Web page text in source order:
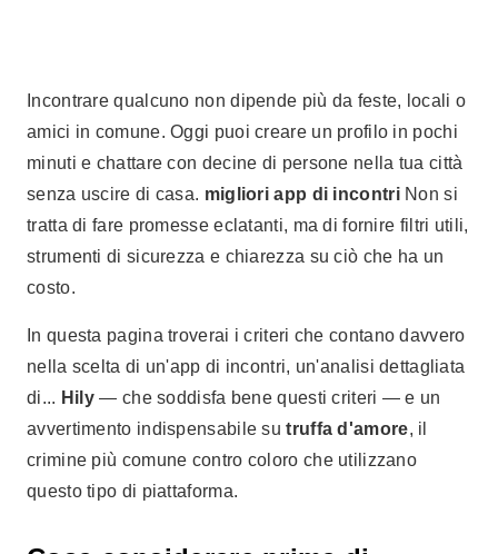
Incontrare qualcuno non dipende più da feste, locali o
amici in comune. Oggi puoi creare un profilo in pochi
minuti e chattare con decine di persone nella tua città
senza uscire di casa. migliori app di incontriNon si
tratta di fare promesse eclatanti, ma di fornire filtri utili,
strumenti di sicurezza e chiarezza su ciò che ha un
costo.
In questa pagina troverai i criteri che contano davvero
nella scelta di un'app di incontri, un'analisi dettagliata
di... Hily — che soddisfa bene questi criteri — e un
avvertimento indispensabile sutruffa d'amore, il
crimine più comune contro coloro che utilizzano
questo tipo di piattaforma.